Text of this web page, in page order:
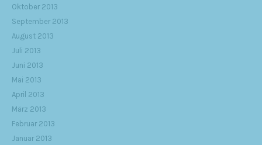
Oktober 2013
September 2013
August 2013
Juli 2013
Juni 2013
Mai 2013
April 2013
März 2013
Februar 2013
Januar 2013